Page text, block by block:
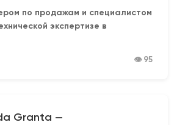
по продажам и специалистом
экспертизе в
👁 95
Granta —